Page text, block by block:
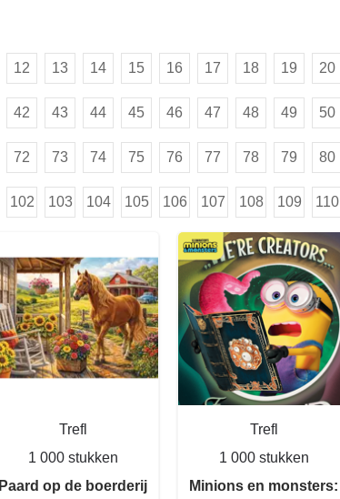
12 13 14 15 16 17 18 19 20
42 43 44 45 46 47 48 49 50
72 73 74 75 76 77 78 79 80
102 103 104 105 106 107 108 109 110
Trefl
1 000 stukken
Paard op de boerderij
Trefl
1 000 stukken
Minions en monsters: